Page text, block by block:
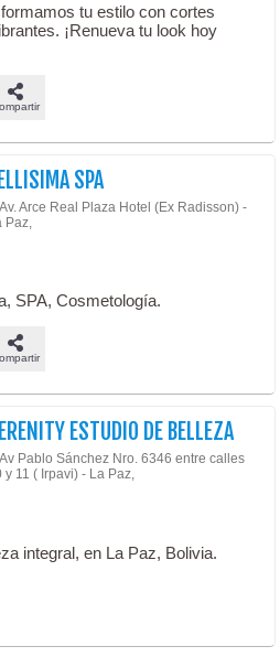
tu estilo con cortes
¡Renueva tu look hoy
SPA
Av. Arce Real Plaza Hotel (Ex Radisson) -
Paz,
SPA, Cosmetología.
ESTUDIO DE BELLEZA
Av Pablo Sánchez Nro. 6346 entre calles
y 11 ( Irpavi) - La Paz,
integral, en La Paz, Bolivia.